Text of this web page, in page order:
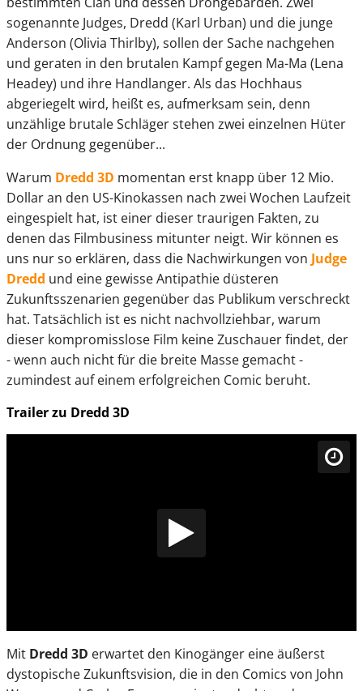
sogenannte Judges, Dredd (Karl Urban) und die junge
Anderson (Olivia Thirlby), sollen der Sache nachgehen
und geraten in den brutalen Kampf gegen Ma-Ma (Lena
Headey) und ihre Handlanger. Als das Hochhaus
abgeriegelt wird, heißt es, aufmerksam sein, denn
unzählige brutale Schläger stehen zwei einzelnen Hüter
der Ordnung gegenüber...
Warum Dredd 3D momentan erst knapp über 12 Mio.
Dollar an den US-Kinokassen nach zwei Wochen Laufzeit
eingespielt hat, ist einer dieser traurigen Fakten, zu
denen das Filmbusiness mitunter neigt. Wir können es
uns nur so erklären, dass die Nachwirkungen von Judge
Dredd und eine gewisse Antipathie düsteren
Zukunftsszenarien gegenüber das Publikum verschreckt
hat. Tatsächlich ist es nicht nachvollziehbar, warum
dieser kompromisslose Film keine Zuschauer findet, der
- wenn auch nicht für die breite Masse gemacht -
zumindest auf einem erfolgreichen Comic beruht.
Trailer zu Dredd 3D
Mit Dredd 3D erwartet den Kinogänger eine äußerst
dystopische Zukunftsvision, die in den Comics von John